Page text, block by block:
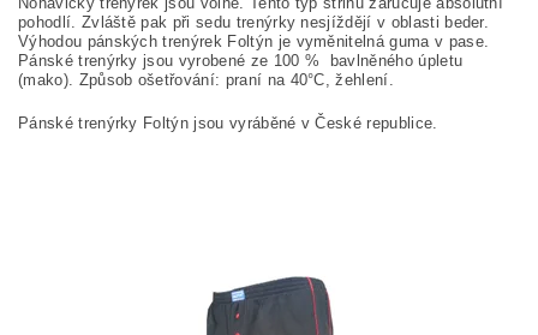
pohodlí. Zvláště pak při sedu trenýrky nesjíždějí v oblasti beder.
Výhodou pánských trenýrek Foltýn je vyměnitelná guma v pase.
Pánské trenýrky jsou vyrobené ze 100 %
bavlněného úpletu
(mako). Způsob ošetřování: praní na 40°C, žehlení.
Pánské trenýrky Foltýn jsou vyráběné v České republice.